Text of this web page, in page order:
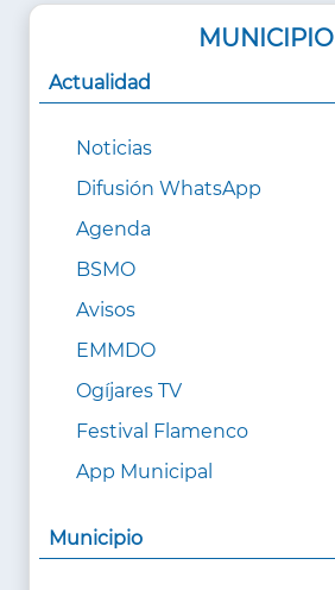
MUNICIPIO
Actualidad
Noticias
Difusión WhatsApp
Agenda
BSMO
Avisos
EMMDO
Ogíjares TV
Festival Flamenco
App Municipal
Municipio